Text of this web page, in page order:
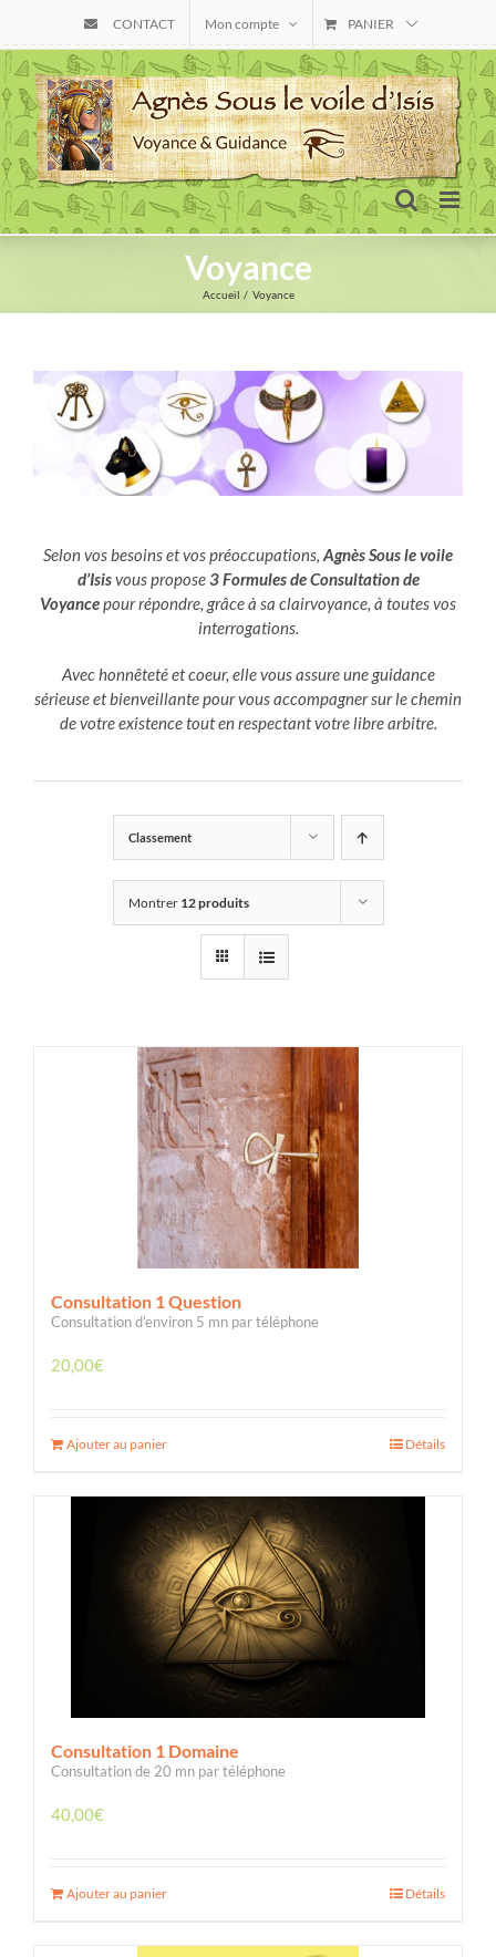
content
CONTACT Mon compte PANIER
Voyance
Accueil Voyance
Selon vos besoins et vos préoccupations, Agnès Sous le voile
d’Isisvous propose3 Formules de Consultation de
Voyancepour répondre, grâce à sa clairvoyance, à toutes vos
interrogations.
Avec honnêteté et coeur, elle vous assure une guidance
sérieuse et bienveillante pour vous accompagner sur le chemin
de votre existence tout en respectant votre libre arbitre.
Classement
Montrer 12 produits
Consultation 1 Question
Consultation d’environ 5 mn par téléphone
20,00€
Ajouter au panier Détails
Consultation 1 Domaine
Consultation de 20 mn par téléphone
40,00€
Ajouter au panier Détails